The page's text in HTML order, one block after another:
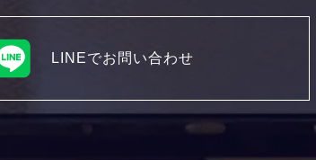
LINEでお問い合わせ